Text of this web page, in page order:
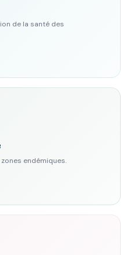
de la santé des
endémiques.